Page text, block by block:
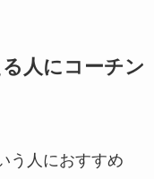
人にコーチン
う人におすすめ